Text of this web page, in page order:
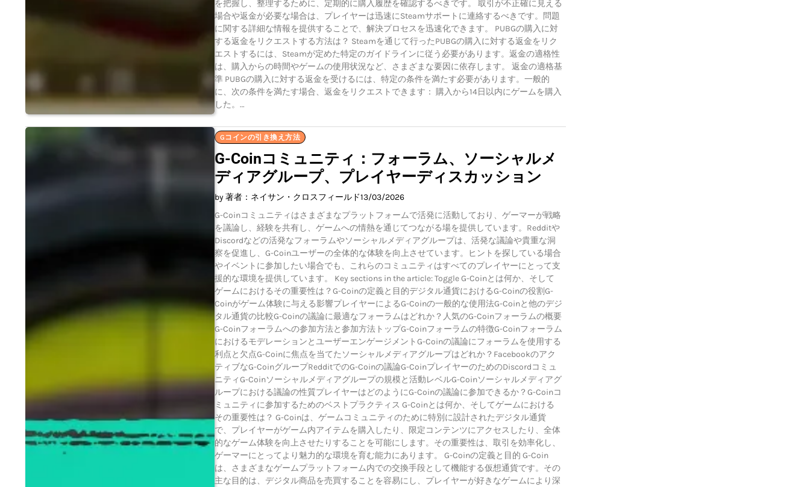
を把握し、整理するために、定期的に購入履歴を確認するべきです。 取引が不正確に見える
場合や返金が必要な場合は、プレイヤーは迅速にSteamサポートに連絡するべきです。問題
に関する詳細な情報を提供することで、解決プロセスを迅速化できます。 PUBGの購入に対
する返金をリクエストする方法は？ Steamを通じて行ったPUBGの購入に対する返金をリク
エストするには、Steamが定めた特定のガイドラインに従う必要があります。返金の適格性
は、購入からの時間やゲームの使用状況など、さまざまな要因に依存します。 返金の適格基
準 PUBGの購入に対する返金を受けるには、特定の条件を満たす必要があります。一般的
に、次の条件を満たす場合、返金をリクエストできます： 購入から14日以内にゲームを購入
した。…
Gコインの引き換え方法
G-Coinコミュニティ：フォーラム、ソーシャルメ
ディアグループ、プレイヤーディスカッション
by 著者：ネイサン・クロスフィールド13/03/2026
G-Coinコミュニティはさまざまなプラットフォームで活発に活動しており、ゲーマーが戦略
を議論し、経験を共有し、ゲームへの情熱を通じてつながる場を提供しています。Redditや
Discordなどの活発なフォーラムやソーシャルメディアグループは、活発な議論や貴重な洞
察を促進し、G-Coinユーザーの全体的な体験を向上させています。ヒントを探している場合
やイベントに参加したい場合でも、これらのコミュニティはすべてのプレイヤーにとって支
援的な環境を提供しています。 Key sections in the article: Toggle G-Coinとは何か、そして
ゲームにおけるその重要性は？G-Coinの定義と目的デジタル通貨におけるG-Coinの役割G-
Coinがゲーム体験に与える影響プレイヤーによるG-Coinの一般的な使用法G-Coinと他のデジ
タル通貨の比較G-Coinの議論に最適なフォーラムはどれか？人気のG-Coinフォーラムの概要
G-Coinフォーラムへの参加方法と参加方法トップG-Coinフォーラムの特徴G-Coinフォーラム
におけるモデレーションとユーザーエンゲージメントG-Coinの議論にフォーラムを使用する
利点と欠点G-Coinに焦点を当てたソーシャルメディアグループはどれか？Facebookのアク
ティブなG-CoinグループRedditでのG-Coinの議論G-CoinプレイヤーのためのDiscordコミュ
ニティG-Coinソーシャルメディアグループの規模と活動レベルG-Coinソーシャルメディアグ
ループにおける議論の性質プレイヤーはどのようにG-Coinの議論に参加できるか？G-Coinコ
ミュニティに参加するためのベストプラクティス G-Coinとは何か、そしてゲームにおける
その重要性は？ G-Coinは、ゲームコミュニティのために特別に設計されたデジタル通貨
で、プレイヤーがゲーム内アイテムを購入したり、限定コンテンツにアクセスしたり、全体
的なゲーム体験を向上させたりすることを可能にします。その重要性は、取引を効率化し、
ゲーマーにとってより魅力的な環境を育む能力にあります。 G-Coinの定義と目的 G-Coin
は、さまざまなゲームプラットフォーム内での交換手段として機能する仮想通貨です。その
主な目的は、デジタル商品を売買することを容易にし、プレイヤーが好きなゲームにより深